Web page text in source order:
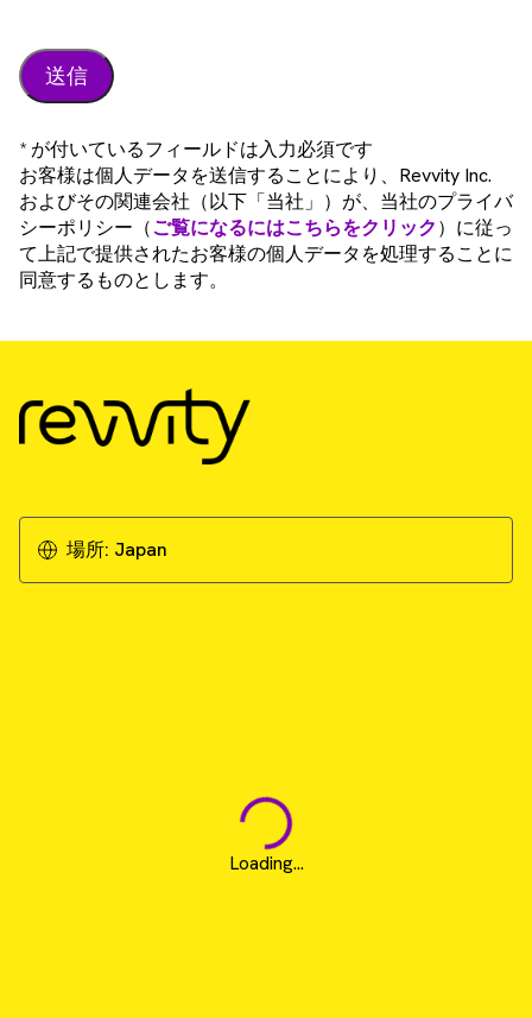
* が付いているフィールドは入力必須です
お客様は個人データを送信することにより、Revvity Inc.
およびその関連会社（以下「当社」）が、当社のプライバ
シーポリシー（ご覧になるにはこちらをクリック）に従っ
て上記で提供されたお客様の個人データを処理することに
同意するものとします。
場所: Japan
Loading...